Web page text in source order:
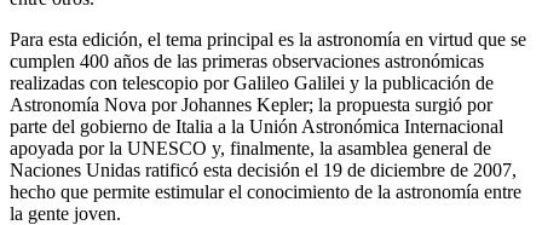
Para esta edición, el tema principal es la astronomía en virtud que se
cumplen 400 años de las primeras observaciones astronómicas
realizadas con telescopio por Galileo Galilei y la publicación de
Astronomía Nova por Johannes Kepler; la propuesta surgió por
parte del gobierno de Italia a la Unión Astronómica Internacional
apoyada por la UNESCO y, finalmente, la asamblea general de
Naciones Unidas ratificó esta decisión el 19 de diciembre de 2007,
hecho que permite estimular el conocimiento de la astronomía entre
la gente joven.